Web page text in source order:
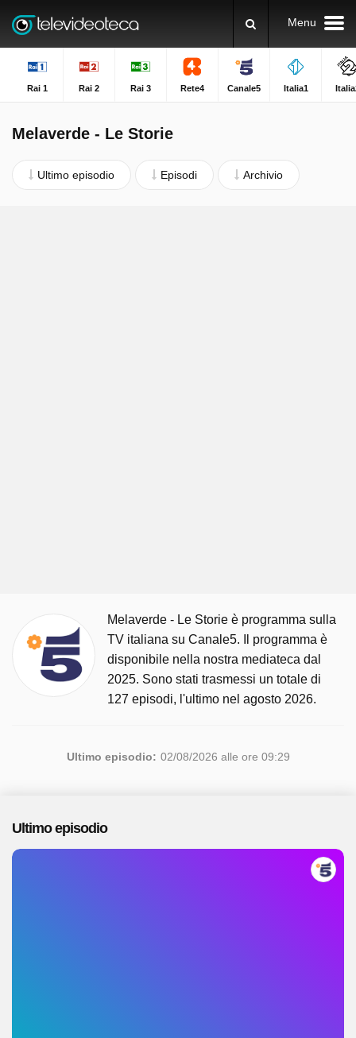
Menu
Rai 1 Rai 2 Rai 3 Rete4 Canale5 Italia1
Melaverde - Le Storie
Ultimo episodio Episodi Archivio
Melaverde - Le Storie è programma sulla
TV italiana su Canale5. Il programma è
disponibile nella nostra mediateca dal
2025. Sono stati trasmessi un totale di
127 episodi, l'ultimo nel agosto 2026.
Ultimo episodio: 02/08/2026 alle ore 09:29
Ultimo episodio